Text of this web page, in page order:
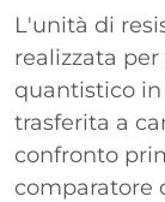
L'unità di
realizzata
quantistico
trasferita a
confronto
comparatore